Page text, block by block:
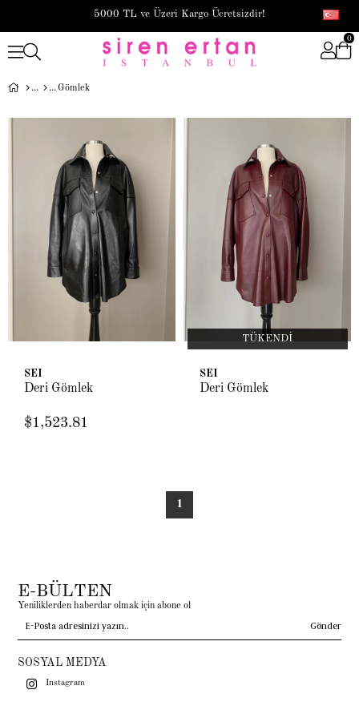
5000 TL ve Üzeri Kargo Ücretsizdir!
0
Gömlek
SEI
Deri Gömlek
$1,523.81
TÜKENDI
SEI
Deri Gömlek
1
E-BÜLTEN
Yeniliklerden haberdar olmak için abone ol
Gönder
SOSYAL MEDYA
Instagram